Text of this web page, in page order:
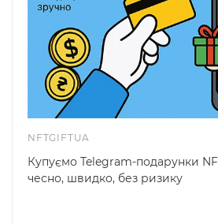
NFTGIFTUA
Купуємо Telegram-подарунки
чесно, швидко, без ризику